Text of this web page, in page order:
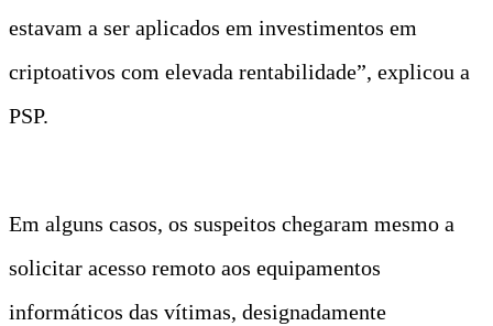
estavam a ser aplicados em investimentos em
criptoativos com elevada rentabilidade”, explicou a
PSP.
Em alguns casos, os suspeitos chegaram mesmo a
solicitar acesso remoto aos equipamentos
informáticos das vítimas, designadamente